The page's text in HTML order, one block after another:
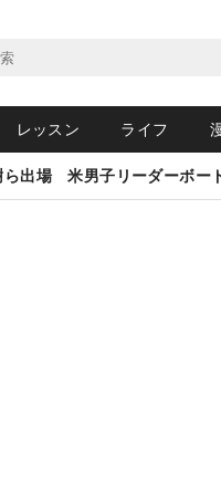
レッスン ライフ
ら出場 米男子リーダーボー